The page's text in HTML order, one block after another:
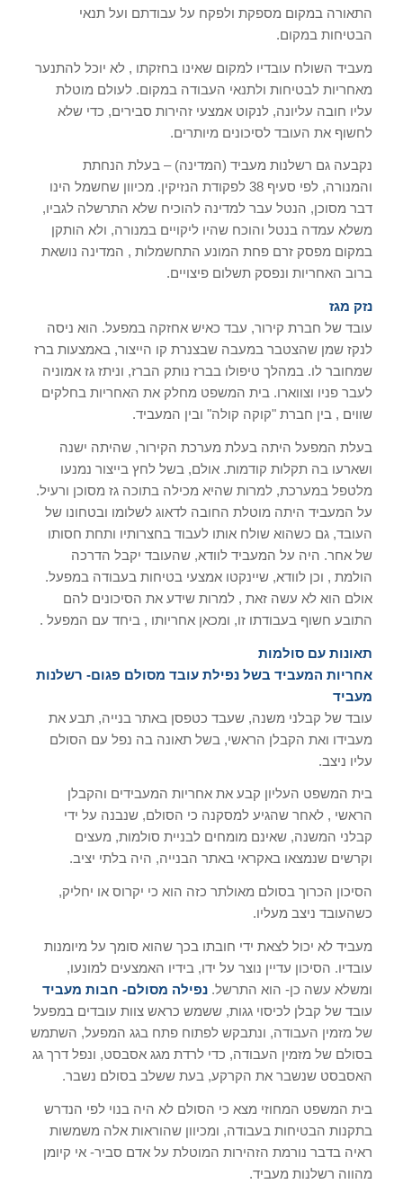
התאורה במקום מספקת ולפקח על עבודתם ועל תנאי
הבטיחות במקום.
מעביד השולח עובדיו למקום שאינו בחזקתו , לא יוכל להתנער
מאחריות לבטיחות ולתנאי העבודה במקום. לעולם מוטלת
עליו חובה עליונה, לנקוט אמצעי זהירות סבירים, כדי שלא
לחשוף את העובד לסיכונים מיותרים.
נקבעה גם רשלנות מעביד (המדינה) – בעלת הנחתת
והמנורה, לפי סעיף 38 לפקודת הנזיקין. מכיוון שחשמל הינו
דבר מסוכן, הנטל עבר למדינה להוכיח שלא התרשלה לגביו,
משלא עמדה בנטל והוכח שהיו ליקויים במנורה, ולא הותקן
במקום מפסק זרם פחת המונע התחשמלות , המדינה נושאת
ברוב האחריות ונפסק תשלום פיצויים.
נזק מגז
עובד של חברת קירור, עבד כאיש אחזקה במפעל. הוא ניסה
לנקז שמן שהצטבר במעבה שבצנרת קו הייצור, באמצעות ברז
שמחובר לו. במהלך טיפולו בברז נותק הברז, וניתז גז אמוניה
לעבר פניו וצווארו. בית המשפט מחלק את האחריות בחלקים
שווים , בין חברת "קוקה קולה" ובין המעביד.
בעלת המפעל היתה בעלת מערכת הקירור, שהיתה ישנה
ושארעו בה תקלות קודמות. אולם, בשל לחץ בייצור נמנעו
מלטפל במערכת, למרות שהיא מכילה בתוכה גז מסוכן ורעיל.
על המעביד היתה מוטלת החובה לדאוג לשלומו ובטחונו של
העובד, גם כשהוא שולח אותו לעבוד בחצרותיו ותחת חסותו
של אחר. היה על המעביד לוודא, שהעובד יקבל הדרכה
הולמת , וכן לוודא, שיינקטו אמצעי בטיחות בעבודה במפעל.
אולם הוא לא עשה זאת , למרות שידע את הסיכונים להם
התובע חשוף בעבודתו זו, ומכאן אחריותו , ביחד עם המפעל .
תאונות עם סולמות
אחריות המעביד בשל נפילת עובד מסולם פגום- רשלנות
מעביד
עובד של קבלני משנה, שעבד כטפסן באתר בנייה, תבע את
מעבידו ואת הקבלן הראשי, בשל תאונה בה נפל עם הסולם
עליו ניצב.
בית המשפט העליון קבע את אחריות המעבידים והקבלן
הראשי , לאחר שהגיע למסקנה כי הסולם, שנבנה על ידי
קבלני המשנה, שאינם מומחים לבניית סולמות, מעצים
וקרשים שנמצאו באקראי באתר הבנייה, היה בלתי יציב.
הסיכון הכרוך בסולם מאולתר כזה הוא כי יקרוס או יחליק,
כשהעובד ניצב מעליו.
מעביד לא יכול לצאת ידי חובתו בכך שהוא סומך על מיומנות
עובדיו. הסיכון עדיין נוצר על ידו, בידיו האמצעים למונעו,
ומשלא עשה כן- הוא התרשל. נפילה מסולם- חבות מעביד
עובד של קבלן לכיסוי גגות, ששמש כראש צוות עובדים במפעל
של מזמין העבודה, ונתבקש לפתוח פתח בגג המפעל, השתמש
בסולם של מזמין העבודה, כדי לרדת מגג אסבסט, ונפל דרך גג
האסבסט שנשבר את הקרקע, בעת ששלב בסולם נשבר.
בית המשפט המחוזי מצא כי הסולם לא היה בנוי לפי הנדרש
בתקנות הבטיחות בעבודה, ומכיוון שהוראות אלה משמשות
ראיה בדבר נורמת הזהירות המוטלת על אדם סביר- אי קיומן
מהווה רשלנות מעביד.